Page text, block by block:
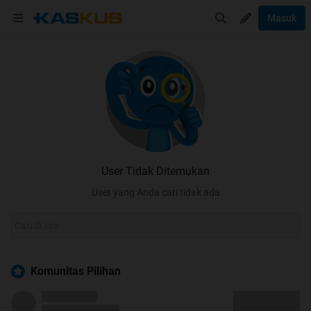
Masuk
User Tidak Ditemukan
User yang Anda cari tidak ada
Komunitas Pilihan